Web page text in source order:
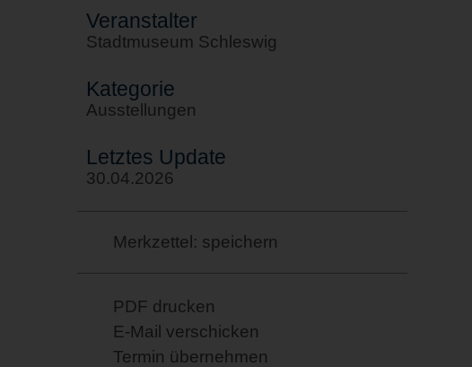
Veranstalter
Stadtmuseum Schleswig
Kategorie
Ausstellungen
Letztes Update
30.04.2026
Merkzettel: speichern
PDF drucken
E-Mail verschicken
Termin übernehmen